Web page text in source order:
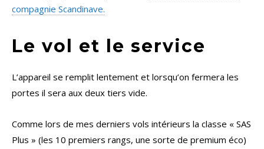
compagnie Scandinave.
Le vol et le service
L’appareil se remplit lentement et lorsqu’on fermera les
portes il sera aux deux tiers vide.
Comme lors de mes derniers vols intérieurs la classe « SAS
Plus » (les 10 premiers rangs, une sorte de premium éco)